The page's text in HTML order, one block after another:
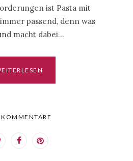
ist Pasta mit
passend, denn was
macht dabei…